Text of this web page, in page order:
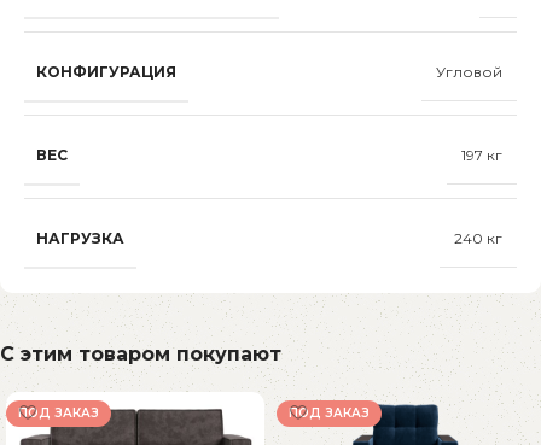
КОНФИГУРАЦИЯ Угловой
ВЕС 197 кг
НАГРУЗКА 240 кг
С этим товаром покупают
ПОД ЗАКАЗ ПОД ЗАКАЗ